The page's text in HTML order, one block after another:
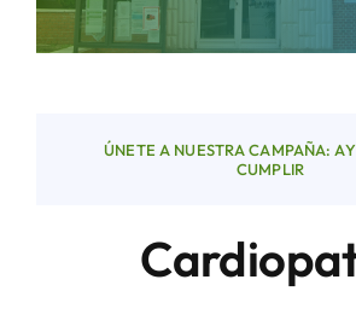
Sede Electrónica
Buscar:ÚNETE A NUESTRA CAMPAÑA:
CUMPLIR